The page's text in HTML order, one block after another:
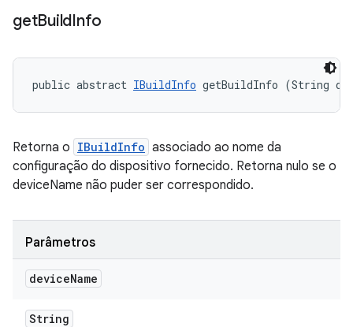
getBuildInfo
public abstract IBuildInfo getBuildInfo (String
Retorna o IBuildInfo associado ao nome da
configuração do dispositivo fornecido. Retorna nulo se o
deviceName não puder ser correspondido.
Parâmetros
deviceName
String